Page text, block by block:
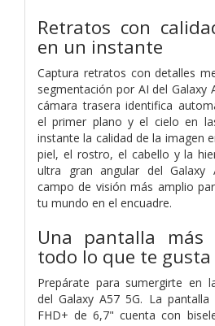
Retratos con
en un instante
Captura retratos con detalles
segmentación por AI del Galaxy
cámara trasera identifica
el primer plano y el cielo en
instante la calidad de la imagen
piel, el rostro, el cabello y la
ultra gran angular del Galaxy
campo de visión más amplio
tu mundo en el encuadre.
Una pantalla más
todo lo que te gusta
Prepárate para sumergirte en
del Galaxy A57 5G. La pantalla
FHD+ de 6,7" cuenta con